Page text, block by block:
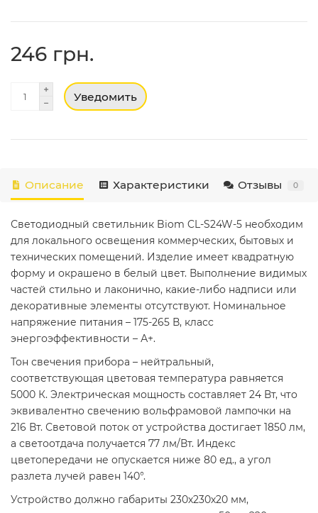
246 грн.
Уведомить
Описание Характеристики Отзывы 0
Светодиодный светильник Biom CL-S24W-5 необходим
для локального освещения коммерческих, бытовых и
технических помещений. Изделие имеет квадратную
форму и окрашено в белый цвет. Выполнение видимых
частей стильно и лаконично, какие-либо надписи или
декоративные элементы отсутствуют. Номинальное
напряжение питания – 175-265 В, класс
энергоэффективности – А+.
Тон свечения прибора – нейтральный,
соответствующая цветовая температура равняется
5000 К. Электрическая мощность составляет 24 Вт, что
эквивалентно свечению вольфрамовой лампочки на
216 Вт. Световой поток от устройства достигает 1850 лм,
а светоотдача получается 77 лм/Вт. Индекс
цветопередачи не опускается ниже 80 ед., а угол
разлета лучей равен 140°.
Устройство должно габариты 230х230х20 мм,